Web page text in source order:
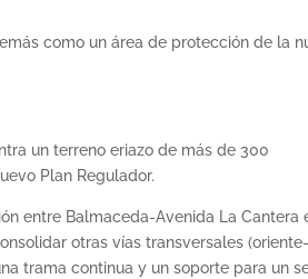
como un área de protección de la
un terreno eriazo de más de 300
Plan Regulador.
entre Balmaceda-Avenida La Cantera
otras vías transversales (oriente-
trama continua y un soporte para un